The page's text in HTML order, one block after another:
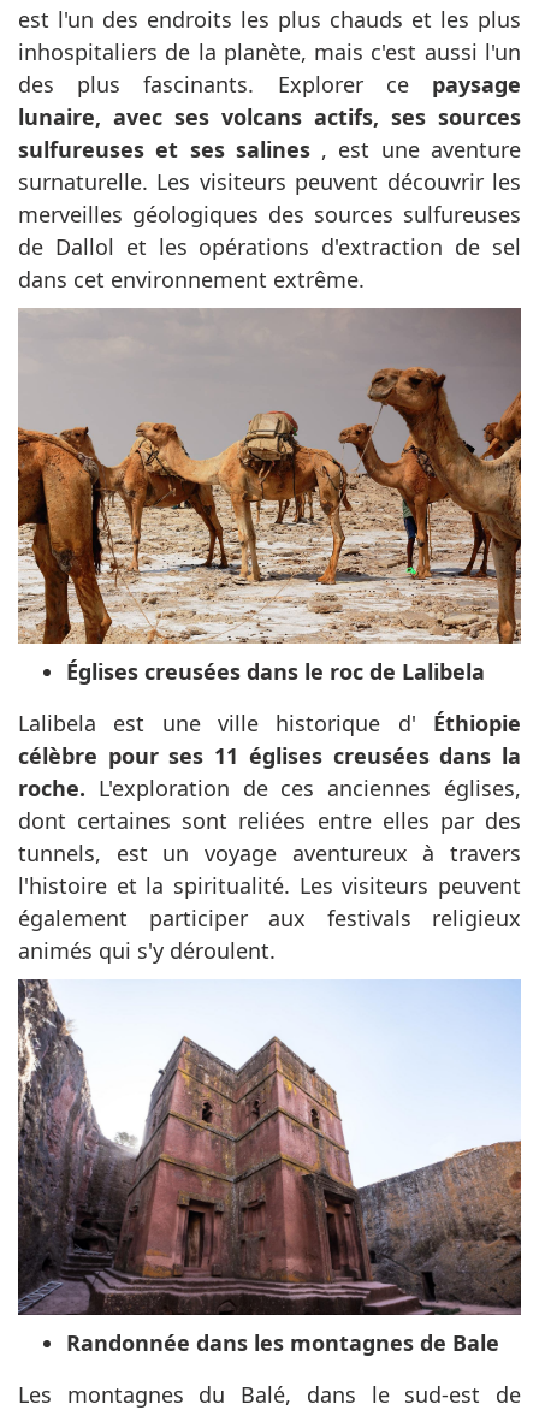
est l'un des endroits les plus chauds et les plus
inhospitaliers de la planète, mais c'est aussi l'un
des plus fascinants. Explorer ce paysage
lunaire, avec ses volcans actifs, ses sources
sulfureuses et ses salines, est une aventure
surnaturelle. Les visiteurs peuvent découvrir les
merveilles géologiques des sources sulfureuses
de Dallol et les opérations d'extraction de sel
dans cet environnement extrême.
Églises creusées dans le roc de Lalibela
Lalibela est une ville historique d' Éthiopie
célèbre pour ses 11 églises creusées dans la
roche. L'exploration de ces anciennes églises,
dont certaines sont reliées entre elles par des
tunnels, est un voyage aventureux à travers
l'histoire et la spiritualité. Les visiteurs peuvent
également participer aux festivals religieux
animés qui s'y déroulent.
Randonnée dans les montagnes de Bale
Les montagnes du Balé, dans le sud-est de